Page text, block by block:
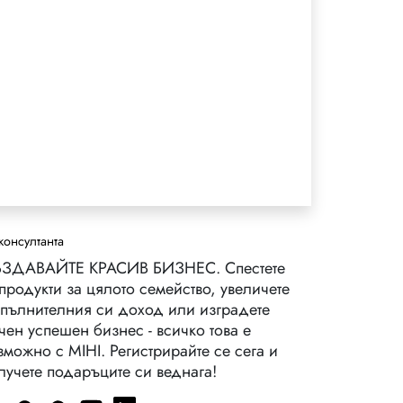
КРАСИВ БИЗНЕС. Спестете
за цялото семейство, увеличете
си доход или изградете
успешен бизнес - всичко това е
с MIHI. Регистрирайте се сега и
подаръците си веднага!